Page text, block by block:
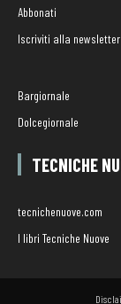
Abbonati
Iscriviti alla newsletter
Bargiornale
Dolcegiornale
TECNICHE
tecnichenuove.com
I libri Tecniche Nuove